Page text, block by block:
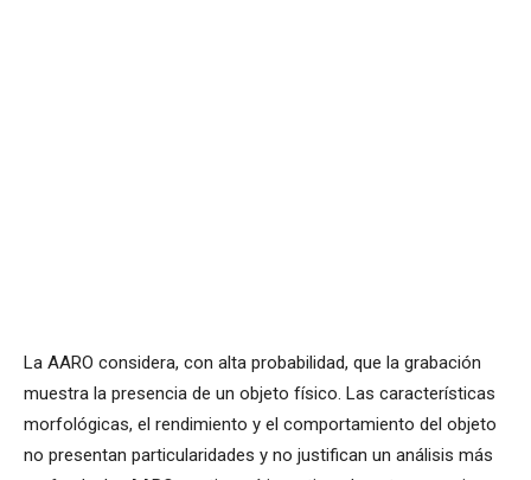
La AARO considera, con alta probabilidad, que la grabación
muestra la presencia de un objeto físico. Las características
morfológicas, el rendimiento y el comportamiento del objeto
no presentan particularidades y no justifican un análisis más